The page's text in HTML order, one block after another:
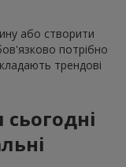
або створити
потрібно
трендові